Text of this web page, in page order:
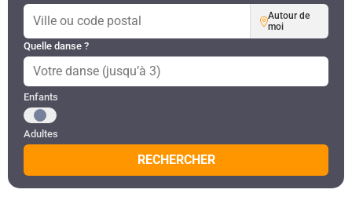
Autour de
moi
Quelle danse ?
Public recherché
Enfants
Adultes
RECHERCHER